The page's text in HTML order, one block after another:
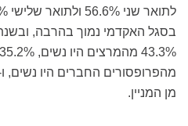
מן המניין.